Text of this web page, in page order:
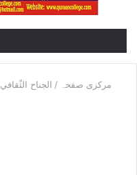
مرکزی صفحہ / الجناح الثّقافي